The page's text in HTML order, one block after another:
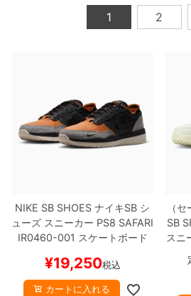
1 2
NIKE SB SHOES ナイキSB シ
ューズ スニーカー PS8 SAFARI
IR0460-001 スケートボード
換不可商品】
¥19,250税込
カートに入れる
（
SB
スニ
ケボ
8.2inch
8.3inch
8.5inch
8.7inch
8.3inch
8.4inch
8.6inch
8.8inch
63mm
65mm
72mm
パウエルペラルタ DF（ドラゴンフ
ヘルメット・パッド
練習用アイテム（初心者におすす
メディア（雑誌・DVD・CD）
26.5cm
27cm
28cm
29cm
半袖シャツ
キャップ
アンダーウエア
サイズの測り方